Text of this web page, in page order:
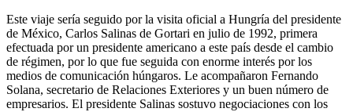
Este viaje sería seguido por la visita oficial a Hungría del presidente
de México, Carlos Salinas de Gortari en julio de 1992, primera
efectuada por un presidente americano a este país desde el cambio
de régimen, por lo que fue seguida con enorme interés por los
medios de comunicación húngaros. Le acompañaron Fernando
Solana, secretario de Relaciones Exteriores y un buen número de
empresarios. El presidente Salinas sostuvo negociaciones con los